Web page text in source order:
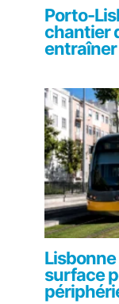
Porto-
chantier
surface